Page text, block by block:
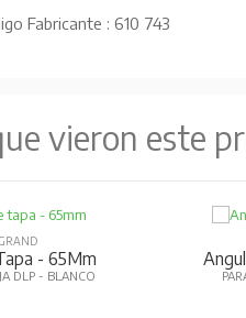
Fabricante : 610 743
vieron este
60X16Mm
DLP - BLANCA